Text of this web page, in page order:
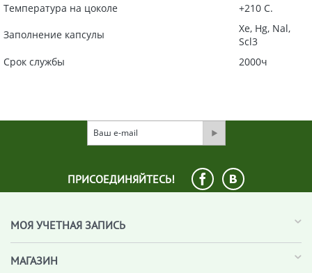
Температура на цоколе
+210 С.
Заполнение капсулы
Xe, Hg, Nal,
Scl3
Срок службы
2000ч
ПРИСОЕДИНЯЙТЕСЬ!
МОЯ УЧЕТНАЯ ЗАПИСЬ
МАГАЗИН